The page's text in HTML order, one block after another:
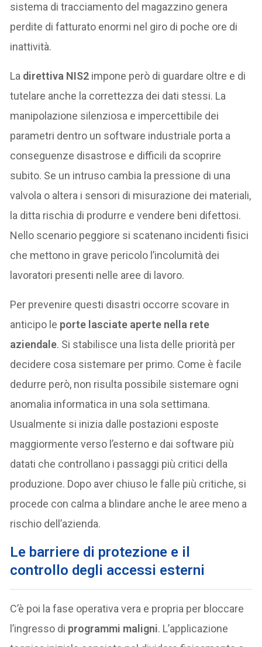
sistema di tracciamento del magazzino genera
perdite di fatturato enormi nel giro di poche ore di
inattività.
La direttiva NIS2 impone però di guardare oltre e di
tutelare anche la correttezza dei dati stessi. La
manipolazione silenziosa e impercettibile dei
parametri dentro un software industriale porta a
conseguenze disastrose e difficili da scoprire
subito. Se un intruso cambia la pressione di una
valvola o altera i sensori di misurazione dei materiali,
la ditta rischia di produrre e vendere beni difettosi.
Nello scenario peggiore si scatenano incidenti fisici
che mettono in grave pericolo l’incolumità dei
lavoratori presenti nelle aree di lavoro.
Per prevenire questi disastri occorre scovare in
anticipo le porte lasciate aperte nella rete
aziendale. Si stabilisce una lista delle priorità per
decidere cosa sistemare per primo. Come è facile
dedurre però, non risulta possibile sistemare ogni
anomalia informatica in una sola settimana.
Usualmente si inizia dalle postazioni esposte
maggiormente verso l’esterno e dai software più
datati che controllano i passaggi più critici della
produzione. Dopo aver chiuso le falle più critiche, si
procede con calma a blindare anche le aree meno a
rischio dell’azienda.
Le barriere di protezione e il
controllo degli accessi esterni
C’è poi la fase operativa vera e propria per bloccare
l’ingresso di programmi maligni. L’applicazione